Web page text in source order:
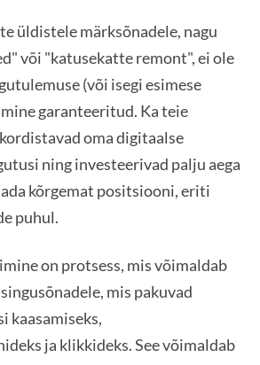
üldistele märksõnadele, nagu
või "katusekatte remont", ei ole
(või isegi esimese
garanteeritud. Ka teie
oma digitaalse
ning investeerivad palju aega
kõrgemat positsiooni, eriti
puhul.
on protsess, mis võimaldab
mis pakuvad
kaasamiseks,
ja klikkideks. See võimaldab